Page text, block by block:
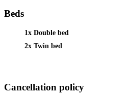
Beds
1x Double bed
2x Twin bed
Cancellation policy